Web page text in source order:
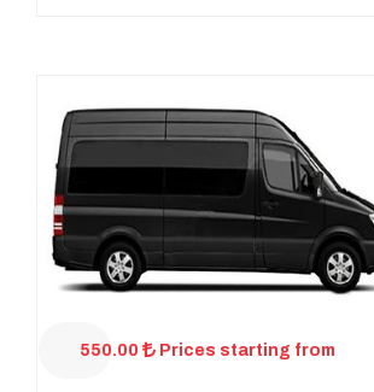
550.00 Prices starting from